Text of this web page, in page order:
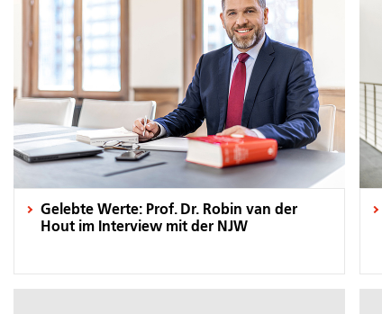
Gelebte Werte: Prof. Dr. Robin van der
Hout im Interview mit der NJW